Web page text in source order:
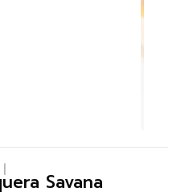
Savana